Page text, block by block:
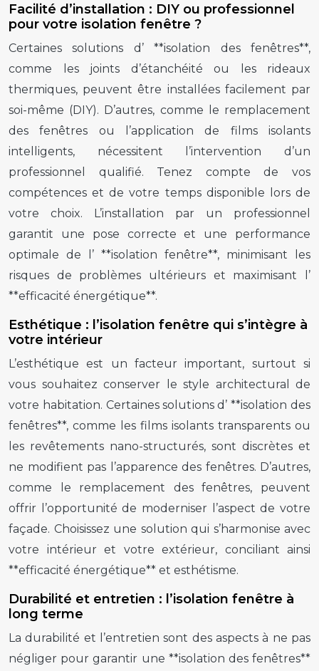
Facilité d’installation : DIY ou professionnel
pour votre isolation fenêtre ?
Certaines solutions d’ **isolation des fenêtres**,
comme les joints d’étanchéité ou les rideaux
thermiques, peuvent être installées facilement par
soi-même (DIY). D’autres, comme le remplacement
des fenêtres ou l’application de films isolants
intelligents, nécessitent l’intervention d’un
professionnel qualifié. Tenez compte de vos
compétences et de votre temps disponible lors de
votre choix. L’installation par un professionnel
garantit une pose correcte et une performance
optimale de l’ **isolation fenêtre**, minimisant les
risques de problèmes ultérieurs et maximisant l’
**efficacité énergétique**.
Esthétique : l’isolation fenêtre qui s’intègre à
votre intérieur
L’esthétique est un facteur important, surtout si
vous souhaitez conserver le style architectural de
votre habitation. Certaines solutions d’ **isolation des
fenêtres**, comme les films isolants transparents ou
les revêtements nano-structurés, sont discrètes et
ne modifient pas l’apparence des fenêtres. D’autres,
comme le remplacement des fenêtres, peuvent
offrir l’opportunité de moderniser l’aspect de votre
façade. Choisissez une solution qui s’harmonise avec
votre intérieur et votre extérieur, conciliant ainsi
**efficacité énergétique** et esthétisme.
Durabilité et entretien : l’isolation fenêtre à
long terme
La durabilité et l’entretien sont des aspects à ne pas
négliger pour garantir une **isolation des fenêtres**